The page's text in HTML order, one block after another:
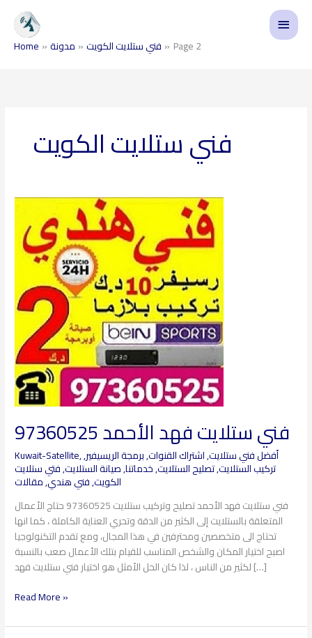
content
Main
Menu
Home مدونة فني ستلايت الكويت Page 2
فني ستلايت الكويت
فني ستلايت فهد الأحمد 97360525
Kuwait-Satellite, أفضل فني ستلايت,اشتراك القنوات,برمجة الريسيفير,
تركيب الستلايت,تصليح الستلايت,خدماتنا,صيانة الستلايت,فتي ستلايت
الكويت,فني هندي,مقالات
فني ستلايت فهد الأحمد تصليح وتركيب ستلايت 97360525 حتاج الأعمال
المتعلقة بالستلايت إلى الكثير من الدقة وتحري العناية الكاملة ، كما انها
تحتاج الى متخصصين ومحترفين في هذا المجال، ومع تقدم التكنولوجيا
اصبح اختيار المكان والشخص المناسب للقيام بتلك الأعمال صعب بالنسبة
لكثير من الناس ، لذا كان الحل الأمثل هو اختيار فني ستلايت فهد […]
فني
ستلايت
فهد
الأحمد
97360525
Read More »